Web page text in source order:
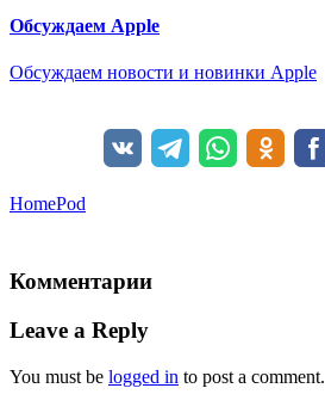
Обсуждаем Apple
Обсуждаем новости и новинки Apple
HomePod
Комментарии
Leave a Reply
You must be logged in to post a comment.